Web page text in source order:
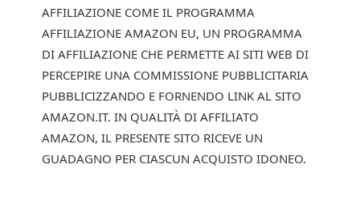
AFFILIAZIONE COME IL PROGRAMMA
AFFILIAZIONE AMAZON EU, UN PROGRAMMA
DI AFFILIAZIONE CHE PERMETTE AI SITI WEB DI
PERCEPIRE UNA COMMISSIONE PUBBLICITARIA
PUBBLICIZZANDO E FORNENDO LINK AL SITO
AMAZON.IT. IN QUALITÀ DI AFFILIATO
AMAZON, IL PRESENTE SITO RICEVE UN
GUADAGNO PER CIASCUN ACQUISTO IDONEO.